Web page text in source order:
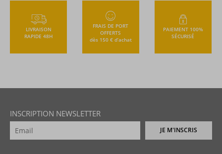
LIVRAISON
RAPIDE 48H
FRAIS DE PORT
OFFERTS
dès 150 € d’achat
PAIEMENT 100%
SÉCURISÉ
INSCRIPTION NEWSLETTER
JE M'INSCRIS